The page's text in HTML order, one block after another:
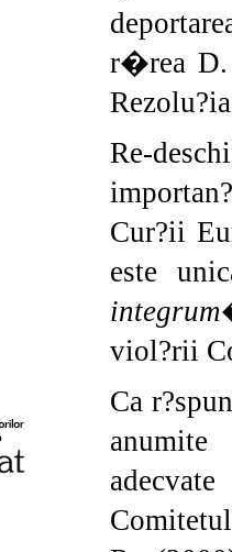
r�rea D.
Re-
Cur?ii
este
integrum
viol?rii
Ca